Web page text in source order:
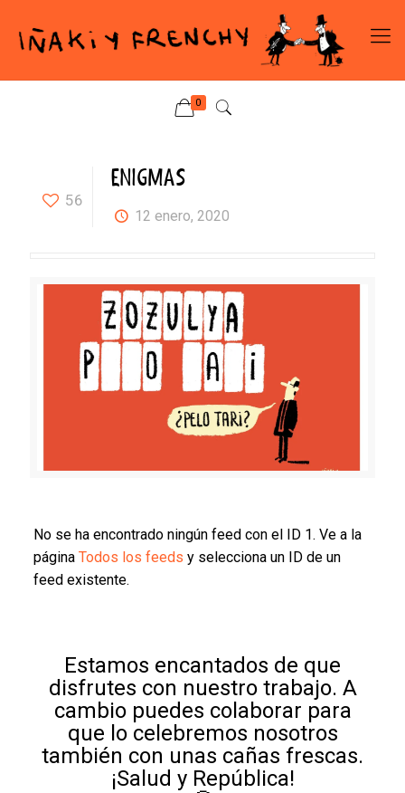
0
56
ENIGMAS
12 enero, 2020
No se ha encontrado ningún feed con el ID 1. Ve a la
página Todos los feeds y selecciona un ID de un
feed existente.
Estamos encantados de que
disfrutes con nuestro trabajo. A
cambio puedes colaborar para
que lo celebremos nosotros
también con unas cañas frescas.
¡Salud y República!